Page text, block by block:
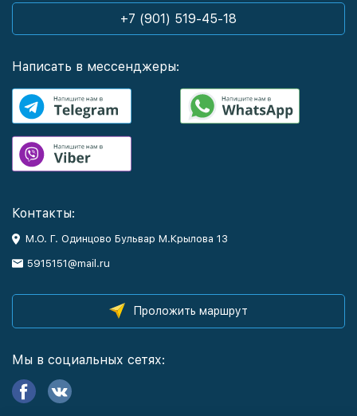
+7 (901) 519-45-18
Написать в мессенджеры:
Контакты:
М.О. Г. Одинцово Бульвар М.Крылова 13
5915151@mail.ru
Проложить маршрут
Мы в социальных сетях: